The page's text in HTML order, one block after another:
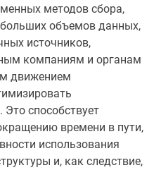
методов сбора,
объемов данных,
источников,
компаниям и органам
движением
Это способствует
времени в пути,
использования
и, как следствие,